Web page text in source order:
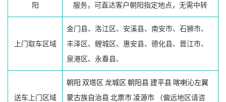
阳
服务，可直达客户朝阳指定地点，无需中转
上门取车区域
金门县、洛江区、安溪县、南安市、石狮市、
丰泽区、鲤城区、惠安县、德化县、晋江市、
泉港区、永春县、
送车上门区域
朝阳 双塔区 龙城区 朝阳县 建平县 喀喇沁左翼
蒙古族自治县北票市 凌源市 （偏远地区请咨